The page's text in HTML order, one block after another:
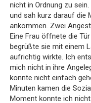
nicht in Ordnung zu
und sah kurz darauf die
ankommen. Zwei
Eine Frau öffnete die
begrüßte sie mit einem
aufrichtig wirkte. Ich
mich nicht in ihre
konnte nicht einfach
Minuten kamen die
Moment konnte ich